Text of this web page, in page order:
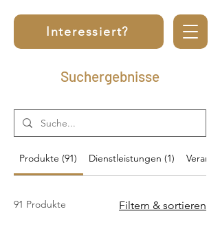
Interessiert?
Suchergebnisse
Produkte (91) Dienstleistungen (1)
91 Produkte Filtern & sortieren